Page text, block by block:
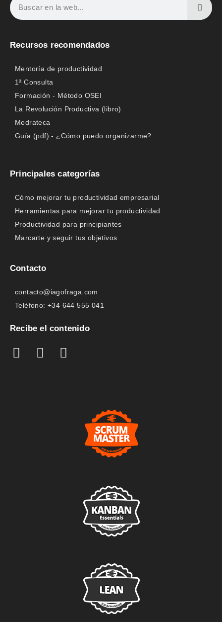
Recursos recomendados
Mentoría de productividad
1ª Consulta
Formación - Método OSEI
La Revolución Productiva (libro)
Medrateca
Guía (pdf) - ¿Cómo puedo organizarme?
Principales categorías
Cómo mejorar tu productividad empresarial
Herramientas para mejorar tu productividad
Productividad para principiantes
Marcarte y seguir tus objetivos
Contacto
contacto@iagofraga.com
Teléfono: +34 644 555 041
Recibe el contenido